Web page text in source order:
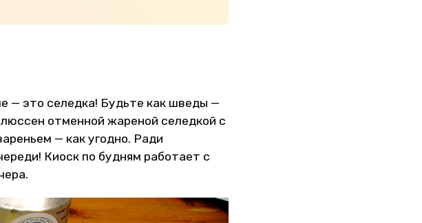
— это селедка! Будьте как шведы —
отменной жареной селедкой с
— как угодно. Ради
Киоск по будням работает с